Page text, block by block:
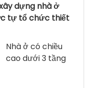
dựng nhà ở
tự tổ chức thiết
Nhà ở có chiều
cao dưới 3 tầng